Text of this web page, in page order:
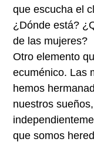
que escucha el
¿Dónde está?
de las mujeres?
Otro elemento
ecuménico. Las
hemos
nuestros
que somos